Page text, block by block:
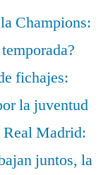
Champions:
fichajes:
la juventud
Real Madrid:
juntos, la